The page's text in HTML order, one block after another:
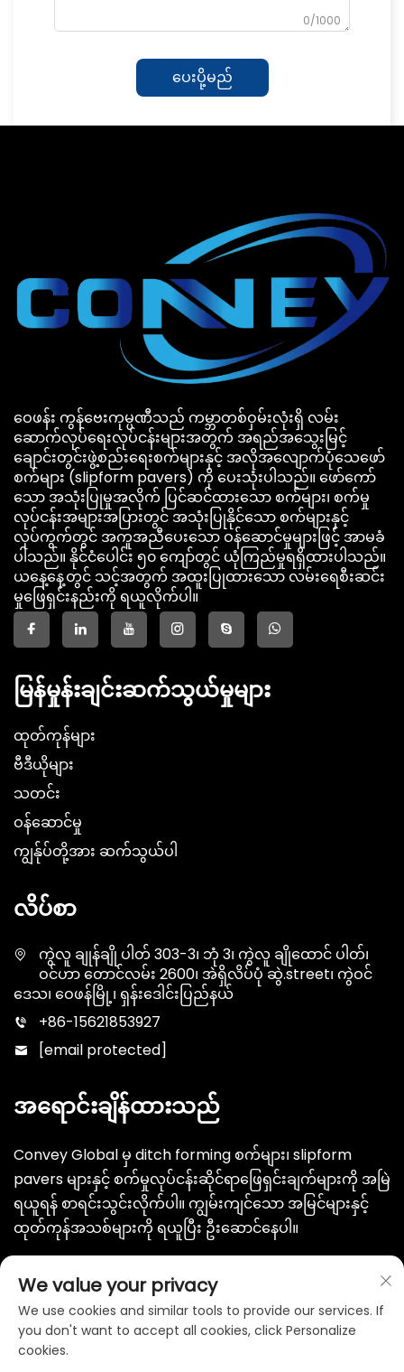
0/1000
ပေးပို့မည်
ဝေဖန်း ကွန်ဗေးကုမ္ပဏီသည် ကမ္ဘာတစ်ဝှမ်းလုံးရှိ လမ်း
ဆောက်လုပ်ရေးလုပ်ငန်းများအတွက် အရည်အသွေးမြင့်
ချောင်းတွင်းဖွဲ့စည်းရေးစက်များနှင့် အလိုအလျောက်ပုံသေဖော်
စက်များ (slipform pavers) ကို ပေးသုံးပါသည်။ ဖော်ကော်
သော အသုံးပြုမှုအလိုက် ပြင်ဆင်ထားသော စက်များ၊ စက်မှု
လုပ်ငန်းအများအပြားတွင် အသုံးပြုနိုင်သော စက်များနှင့်
လုပ်ကွက်တွင် အကူအညီပေးသော ဝန်ဆောင်မှုများဖြင့် အာမခံ
ပါသည်။ နိုင်ငံပေါင်း ၅၀ ကျော်တွင် ယုံကြည်မှုရရှိထားပါသည်။
ယနေ့နေ့တွင် သင့်အတွက် အထူးပြုထားသော လမ်းရေစီးဆင်း
မှုဖြေရှင်းနည်းကို ရယူလိုက်ပါ။
မြန်မှုန်းချင်းဆက်သွယ်မှုများ
ထုတ်ကုန်များ
ဗီဒီယိုများ
သတင်း
ဝန်ဆောင်မှု
ကျွန်ုပ်တို့အား ဆက်သွယ်ပါ
လိပ်စာ
ကွဲလူ ချုန်ချို ပါတ် 303-3၊ ဘုံ 3၊ ကွဲလူ ချိုထောင် ပါတ်၊
ဝင်ဟာ တောင်လမ်း 2600၊ အဲရှိလိပ်ပုံ ဆွဲ.street၊ ကွဲဝင်
ဒေသ၊ ဝေဖန်မြို့၊ ရှန်းဒေါင်းပြည်နယ်
+86-15621853927
[email protected]
အရောင်းချိန်ထားသည်
Convey Global မှ ditch forming စက်များ၊ slipform
pavers များနှင့် စက်မှုလုပ်ငန်းဆိုင်ရာဖြေရှင်းချက်များကို အမြဲ
ရယူရန် စာရင်းသွင်းလိုက်ပါ။ ကျွမ်းကျင်သော အမြင်များနှင့်
ထုတ်ကုန်အသစ်များကို ရယူပြီး ဦးဆောင်နေပါ။
We value your privacy
We use cookies and similar tools to provide our services. If
you don't want to accept all cookies, click Personalize
cookies.